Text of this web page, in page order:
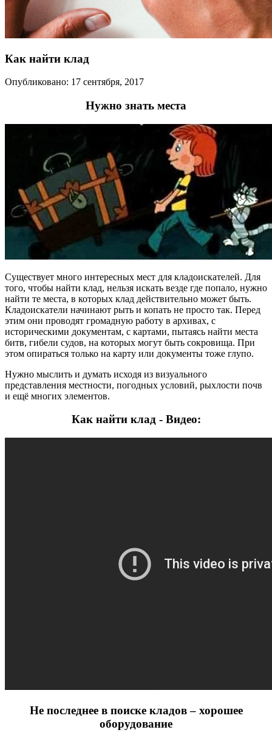
Как найти клад
Опубликовано: 17 сентября, 2017
Нужно знать места
Существует много интересных мест для кладоискателей. Для
того, чтобы найти клад, нельзя искать везде где попало, нужно
найти те места, в которых клад действительно может быть.
Кладоискатели начинают рыть и копать не просто так. Перед
этим они проводят громадную работу в архивах, с
историческими документам, с картами, пытаясь найти места
битв, гибели судов, на которых могут быть сокровища. При
этом опираться только на карту или документы тоже глупо.
Нужно мыслить и думать исходя из визуального
представления местности, погодных условий, рыхлости почв
и ещё многих элементов.
Как найти клад - Видео:
Не последнее в поиске кладов – хорошее
оборудование